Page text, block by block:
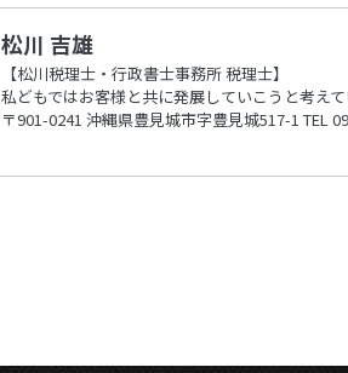
松川 吉雄
【松川税理士・行政書士事務所 税理士】
私どもではお客様と共に発展していこうと考え
〒901-0241 沖縄県豊見城市字豊見城517-1 TEL